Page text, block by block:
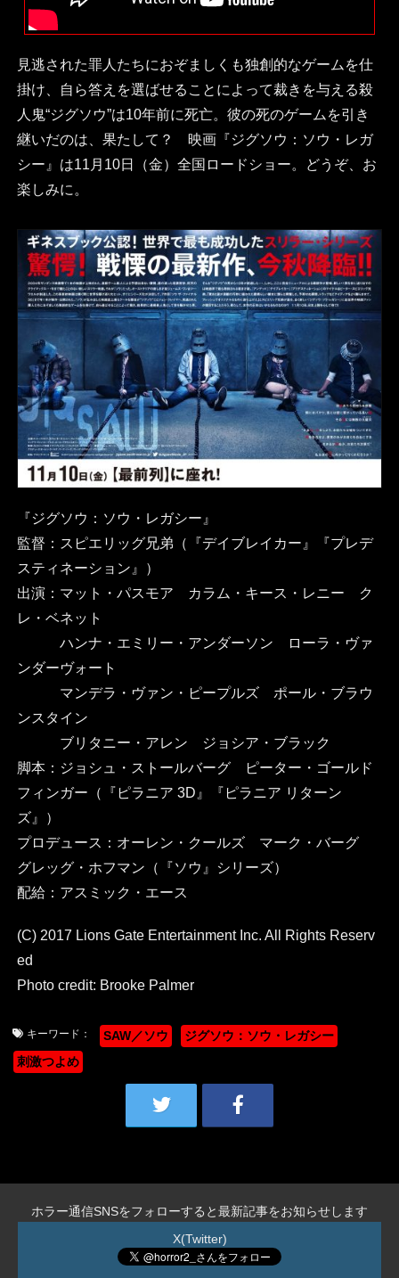
見逃された罪人たちにおぞましくも独創的なゲームを仕
掛け、自ら答えを選ばせることによって裁きを与える殺
人鬼“ジグソウ”は10年前に死亡。彼の死のゲームを引き
継いだのは、果たして？ 映画『ジグソウ：ソウ・レガ
シー』は11月10日（金）全国ロードショー。どうぞ、お
楽しみに。
『ジグソウ：ソウ・レガシー』
監督：スピエリッグ兄弟（『デイブレイカー』『プレデ
スティネーション』）
出演：マット・パスモア カラム・キース・レニー ク
レ・ベネット
ハンナ・エミリー・アンダーソン ローラ・ヴァ
ンダーヴォート
マンデラ・ヴァン・ピープルズ ポール・ブラウ
ンスタイン
ブリタニー・アレン ジョシア・ブラック
脚本：ジョシュ・ストールバーグ ピーター・ゴールド
フィンガー（『ピラニア 3D』『ピラニア リターン
ズ』）
プロデュース：オーレン・クールズ マーク・バーグ
グレッグ・ホフマン（『ソウ』シリーズ）
配給：アスミック・エース
(C) 2017 Lions Gate Entertainment Inc. All Rights Reserv
ed
Photo credit: Brooke Palmer
キーワード： SAW／ソウ
ジグソウ：ソウ・レガシー
刺激つよめ
ホラー通信SNSをフォローすると最新記事をお知らせします
X(Twitter)